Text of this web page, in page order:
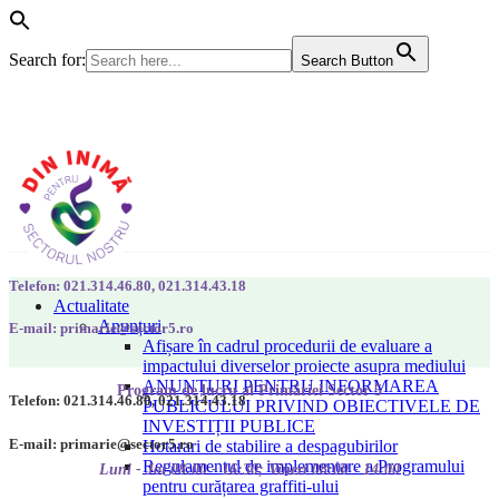
Search for: Search Button
Actualitate
Anunțuri
Afișare în cadrul procedurii de evaluare a
impactului diverselor proiecte asupra mediului
ANUNȚURI PENTRU INFORMAREA
PUBLICULUI PRIVIND OBIECTIVELE DE
INVESTIȚII PUBLICE
Hotarari de stabilire a despagubirilor
Regulamentul de implementare a Programului
pentru curățarea graffiti-ului
Telefon: 021.314.46.80, 021.314.43.18
E-mail: primarie@sector5.ro
Program de lucru al Primăriei Sector 5
Luni - Joi 08:00 - 16:30; Vineri 08:00 - 14:00
Telefon: 021.314.46.80, 021.314.43.18
E-mail: primarie@sector5.ro